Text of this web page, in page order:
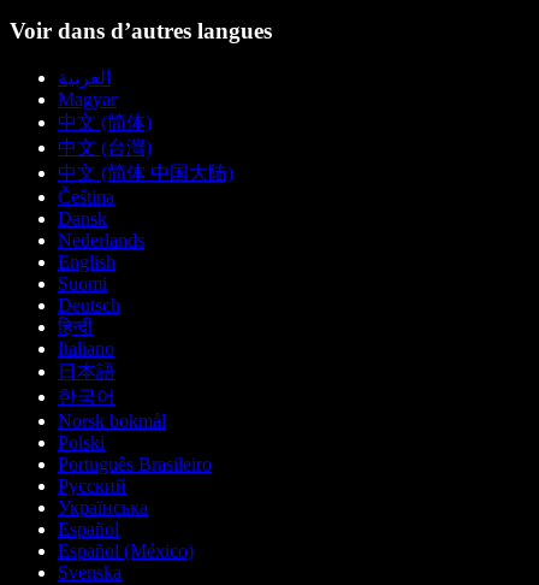
Voir dans d’autres langues
العربية
Magyar
中文 (简体)
中文 (台灣)
中文 (简体 中国大陆)
Čeština
Dansk
Nederlands
English
Suomi
Deutsch
हिन्दी
Italiano
日本語
한국어
Norsk bokmål
Polski
Português Brasileiro
Русский
Українська
Español
Español (México)
Svenska